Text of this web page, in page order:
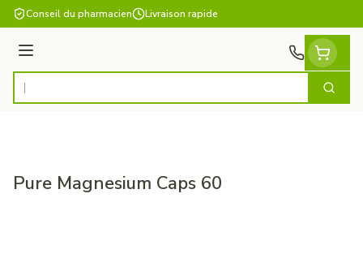
Aller au contenu
Conseil du pharmacien Livraison rapide
Menu
Rechercher
Pure Magnesium Caps 60